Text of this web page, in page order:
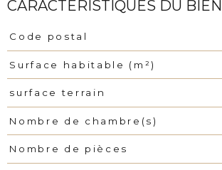
CARACTÉRISTIQUES DU BIEN
Caractéristiques Valeurs
Code postal
Surface habitable (m²)
surface terrain
Nombre de chambre(s)
Nombre de pièces